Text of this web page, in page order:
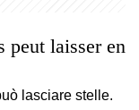
peut laisser en
lasciare stelle.